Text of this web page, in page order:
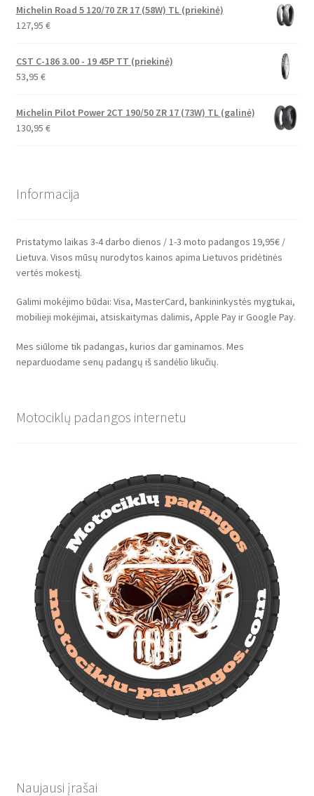
Michelin Road 5 120/70 ZR 17 (58W) TL (priekinė)
127,95 €
CST C-186 3.00 - 19 45P TT (priekinė)
53,95 €
Michelin Pilot Power 2CT 190/50 ZR 17 (73W) TL (galinė)
130,95 €
Informacija
Pristatymo laikas 3-4 darbo dienos / 1-3 moto padangos 19,95€ /
Lietuva. Visos mūsų nurodytos kainos apima Lietuvos pridėtinės
vertės mokestį.
Galimi mokėjimo būdai: Visa, MasterCard, bankininkystės mygtukai,
mobilieji mokėjimai, atsiskaitymas dalimis, Apple Pay ir Google Pay.
Mes siūlome tik padangas, kurios dar gaminamos. Mes
neparduodame senų padangų iš sandėlio likučių.
Motociklų padangos internetu
Naujausi įrašai